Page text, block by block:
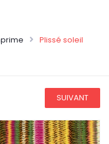
Plissé soleil
SUIVANT